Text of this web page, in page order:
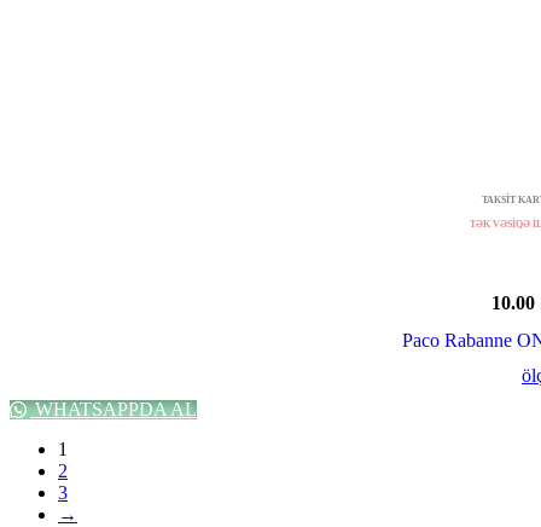
TAKSİT
TƏK VƏSİQƏ
10.00
Paco Rabanne
WHATSAPPDA AL
1
2
3
→